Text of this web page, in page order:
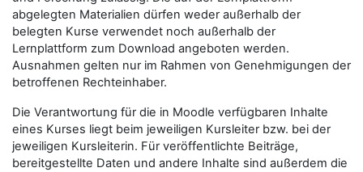
abgelegten Materialien dürfen weder außerhalb der
belegten Kurse verwendet noch außerhalb der
Lernplattform zum Download angeboten werden.
Ausnahmen gelten nur im Rahmen von Genehmigungen der
betroffenen Rechteinhaber.
Die Verantwortung für die in Moodle verfügbaren Inhalte
eines Kurses liegt beim jeweiligen Kursleiter bzw. bei der
jeweiligen Kursleiterin. Für veröffentlichte Beiträge,
bereitgestellte Daten und andere Inhalte sind außerdem die